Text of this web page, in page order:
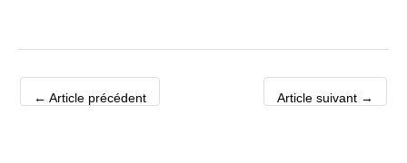
← Article précédent Article suivant →